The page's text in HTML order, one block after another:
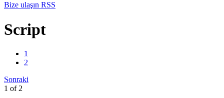
Bize ulaşın RSS
Script
1
2
Sonraki
1 of 2